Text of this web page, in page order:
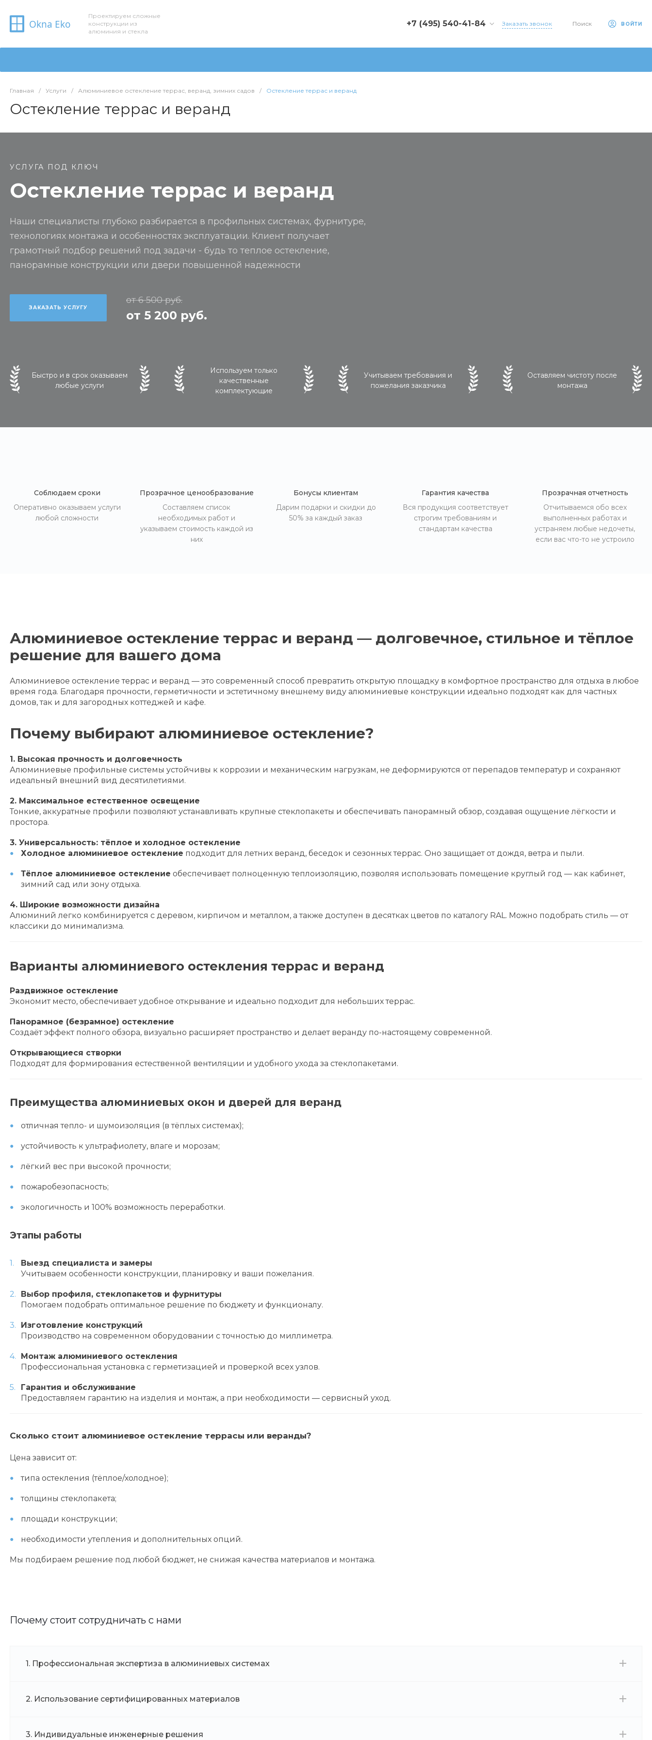
Okna Eko
Проектируем сложные
конструкции из
алюминия и стекла
+7 (495) 540-41-84
+7 (495) 540-41-84
Киевское ш., 22
Заказать звонок Поиск ВОЙТИ
Главная / Услуги / Алюминиевое остекление террас, веранд, зимних садов / Остекление террас и веранд
Остекление террас и веранд
УСЛУГА ПОД КЛЮЧ
Остекление террас и веранд
Наши специалисты глубоко разбирается в профильных системах, фурнитуре,
технологиях монтажа и особенностях эксплуатации. Клиент получает
грамотный подбор решений под задачи - будь то теплое остекление,
панорамные конструкции или двери повышенной надежности
ЗАКАЗАТЬ УСЛУГУ
от 6 500 руб.
от 5 200 руб.
Быстро и в срок оказываем
любые услуги
Используем только
качественные
комплектующие
Учитываем требования и
пожелания заказчика
Оставляем чистоту после
монтажа
Соблюдаем сроки
Оперативно оказываем услуги
любой сложности
Прозрачное ценообразование
Составляем список
необходимых работ и
указываем стоимость каждой из
них
Бонусы клиентам
Дарим подарки и скидки до
50% за каждый заказ
Гарантия качества
Вся продукция соответствует
строгим требованиям и
стандартам качества
Прозрачная отчетность
Отчитываемся обо всех
выполненных работах и
устраняем любые недочеты,
если вас что-то не устроило
Алюминиевое остекление террас и веранд — долговечное, стильное и тёплое
решение для вашего дома
Алюминиевое остекление террас и веранд — это современный способ превратить открытую площадку в комфортное пространство для отдыха в любое
время года. Благодаря прочности, герметичности и эстетичному внешнему виду алюминиевые конструкции идеально подходят как для частных
домов, так и для загородных коттеджей и кафе.
Почему выбирают алюминиевое остекление?
1. Высокая прочность и долговечность
Алюминиевые профильные системы устойчивы к коррозии и механическим нагрузкам, не деформируются от перепадов температур и сохраняют
идеальный внешний вид десятилетиями.
2. Максимальное естественное освещение
Тонкие, аккуратные профили позволяют устанавливать крупные стеклопакеты и обеспечивать панорамный обзор, создавая ощущение лёгкости и
простора.
3. Универсальность: тёплое и холодное остекление
Холодное алюминиевое остекление подходит для летних веранд, беседок и сезонных террас. Оно защищает от дождя, ветра и пыли.
Тёплое алюминиевое остекление обеспечивает полноценную теплоизоляцию, позволяя использовать помещение круглый год — как кабинет,
зимний сад или зону отдыха.
4. Широкие возможности дизайна
Алюминий легко комбинируется с деревом, кирпичом и металлом, а также доступен в десятках цветов по каталогу RAL. Можно подобрать стиль — от
классики до минимализма.
Варианты алюминиевого остекления террас и веранд
Раздвижное остекление
Экономит место, обеспечивает удобное открывание и идеально подходит для небольших террас.
Панорамное (безрамное) остекление
Создаёт эффект полного обзора, визуально расширяет пространство и делает веранду по-настоящему современной.
Открывающиеся створки
Подходят для формирования естественной вентиляции и удобного ухода за стеклопакетами.
Преимущества алюминиевых окон и дверей для веранд
отличная тепло- и шумоизоляция (в тёплых системах);
устойчивость к ультрафиолету, влаге и морозам;
лёгкий вес при высокой прочности;
пожаробезопасность;
экологичность и 100% возможность переработки.
Этапы работы
Выезд специалиста и замеры
Учитываем особенности конструкции, планировку и ваши пожелания.
Выбор профиля, стеклопакетов и фурнитуры
Помогаем подобрать оптимальное решение по бюджету и функционалу.
Изготовление конструкций
Производство на современном оборудовании с точностью до миллиметра.
Монтаж алюминиевого остекления
Профессиональная установка с герметизацией и проверкой всех узлов.
Гарантия и обслуживание
Предоставляем гарантию на изделия и монтаж, а при необходимости — сервисный уход.
Сколько стоит алюминиевое остекление террасы или веранды?
Цена зависит от:
типа остекления (тёплое/холодное);
толщины стеклопакета;
площади конструкции;
необходимости утепления и дополнительных опций.
Мы подбираем решение под любой бюджет, не снижая качества материалов и монтажа.
Почему стоит сотрудничать с нами
1. Профессиональная экспертиза в алюминиевых системах
2. Использование сертифицированных материалов
3. Индивидуальные инженерные решения